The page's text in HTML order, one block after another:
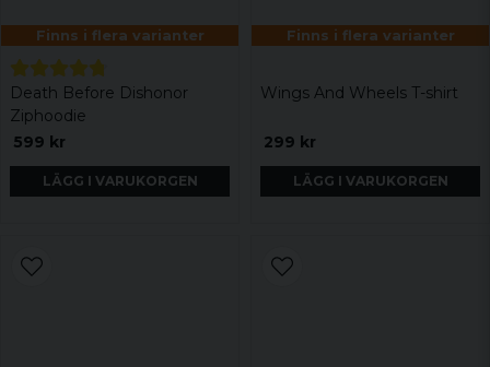
Finns i flera varianter
Death Before Dishonor
Ziphoodie
599 kr
LÄGG I VARUKORGEN
Finns i flera varianter
Wings And Wheels T-shirt
299 kr
LÄGG I VARUKORGEN